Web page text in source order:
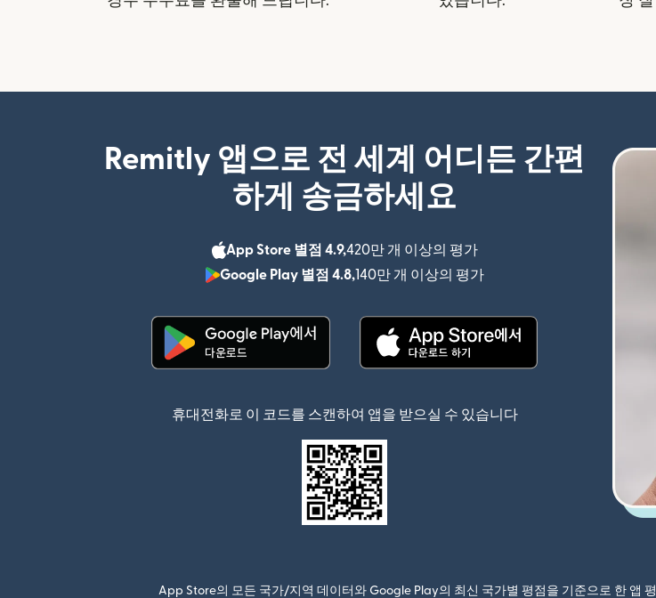
Remitly 앱으로 전 세계 어디든 간편
하게 송금하세요
App Store 별점 4.9,420만 개 이상의 평가
Google Play 별점 4.8,140만 개 이상의 평가
휴대전화로 이 코드를 스캔하여 앱을 받으실 수 있습니다
App Store의 모든 국가/지역 데이터와 Google Play의 최신 국가별 평점을 기준으로 한 앱